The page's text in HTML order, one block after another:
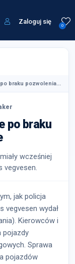
0
Zaloguj się
braku pozwolenia...
po braku
wcześniej
vegvesen.
jak policja
vegvesen wydał
Kierowców i
pojazdy
Sprawa
pojazdów